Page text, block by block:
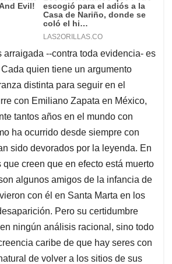
arraigada --contra toda evidencia- es
quien tiene un argumento
distinta para seguir en el
con Emiliano Zapata en México,
tantos años en el mundo con
ha ocurrido desde siempre con
sido devorados por la leyenda. En
creen que en efecto está muerto
algunos amigos de la infancia de
con él en Santa Marta en los
Pero su certidumbre
ningún análisis racional, sino todo
caribe de que hay seres con
de volver a los sitios de sus